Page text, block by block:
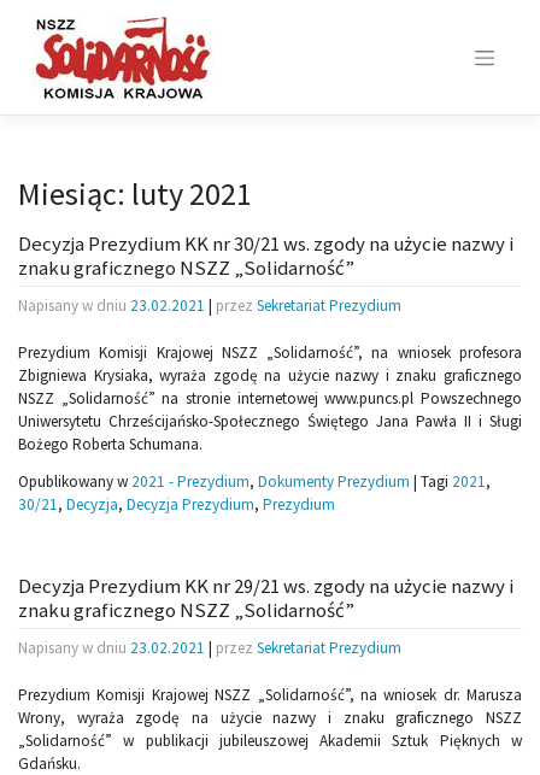
content
Miesiąc: luty 2021
Decyzja Prezydium KK nr 30/21 ws. zgody na użycie nazwy i
znaku graficznego NSZZ „Solidarność”
Napisany w dniu 23.02.2021 | przez Sekretariat Prezydium
Prezydium Komisji Krajowej NSZZ „Solidarność”, na wniosek profesora
Zbigniewa Krysiaka, wyraża zgodę na użycie nazwy i znaku graficznego
NSZZ „Solidarność” na stronie internetowej www.puncs.pl Powszechnego
Uniwersytetu Chrześcijańsko-Społecznego Świętego Jana Pawła II i Sługi
Bożego Roberta Schumana.
Opublikowany w 2021 - Prezydium, Dokumenty Prezydium | Tagi 2021,
30/21, Decyzja, Decyzja Prezydium, Prezydium
Decyzja Prezydium KK nr 29/21 ws. zgody na użycie nazwy i
znaku graficznego NSZZ „Solidarność”
Napisany w dniu 23.02.2021 | przez Sekretariat Prezydium
Prezydium Komisji Krajowej NSZZ „Solidarność”, na wniosek dr. Marusza
Wrony, wyraża zgodę na użycie nazwy i znaku graficznego NSZZ
„Solidarność” w publikacji jubileuszowej Akademii Sztuk Pięknych w
Gdańsku.